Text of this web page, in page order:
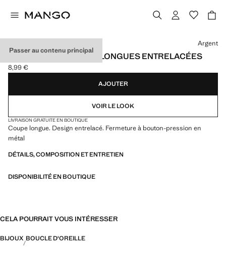
Passer au contenu principal
BOUCLES D'OREILLES LONGUES ENTRELACÉES
Prix actuel [8,99 € ]
8,99 €
Choisissez une couleur
Argent
AJOUTER
VOIR LE LOOK
LIVRAISON GRATUITE EN BOUTIQUE
Coupe longue. Design entrelacé. Fermeture à bouton-pression en
métal
DÉTAILS, COMPOSITION ET ENTRETIEN
DISPONIBILITÉ EN BOUTIQUE
CELA POURRAIT VOUS INTÉRESSER
BIJOUX BOUCLE D'OREILLE